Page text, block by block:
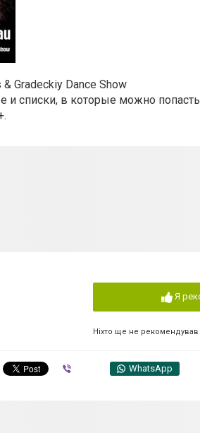
Gradeckiy Dance Show
и списки, в которые можно
Я
Ніхто ще не рекомендував
WhatsApp